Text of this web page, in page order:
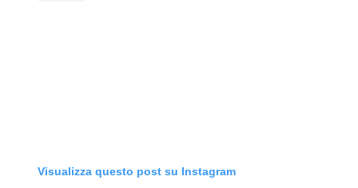
Visualizza questo post su Instagram